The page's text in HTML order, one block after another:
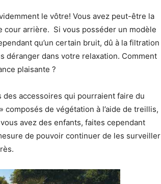
le vôtre! Vous avez peut-être la
cour arrière. Si vous posséder un modèle
qu’un certain bruit, dû à la filtration
déranger dans votre relaxation. Comment
plaisante ?
des accessoires qui pourraient faire du
de végétation à l’aide de treillis,
avez des enfants, faites cependant
de pouvoir continuer de les surveiller